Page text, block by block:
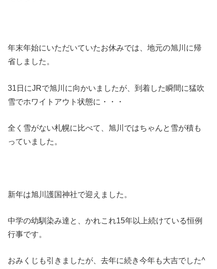
年末年始にいただいていたお休みでは、地元の旭川に帰
省しました。
31日にJRで旭川に向かいましたが、到着した瞬間に猛吹
雪でホワイトアウト状態に・・・
全く雪がない札幌に比べて、旭川ではちゃんと雪が積も
っていました。
新年は旭川護国神社で迎えました。
中学の幼馴染み達と、かれこれ15年以上続けている恒例
行事です。
おみくじも引きましたが、去年に続き今年も大吉でした^